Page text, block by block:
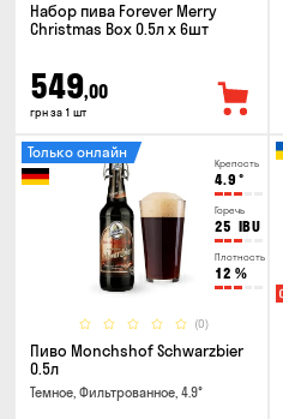
Набор пива Forever Merry
Christmas Box 0.5л x 6шт
549,00
грн за 1 шт
Крепость
4.9 °
Горечь
25 IBU
Плотность
12 %
(0)
Только онлайн
Пиво Monchshof Schwarzbier
0.5л
Темное, Фильтрованное, 4.9°